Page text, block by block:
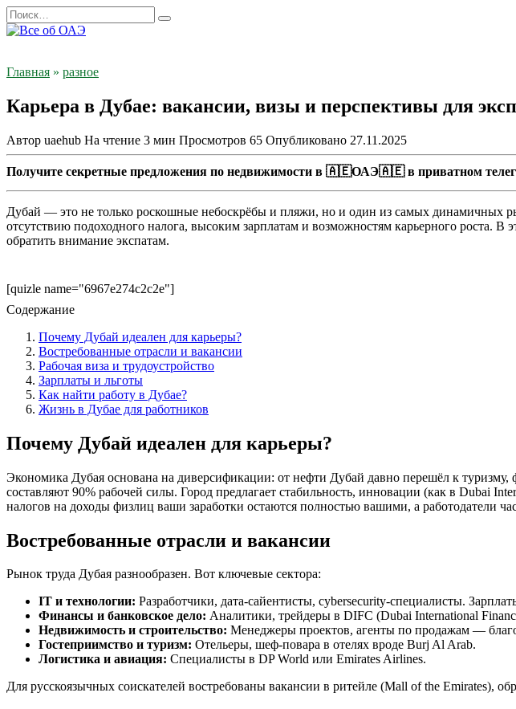
Перейти
к
Search
for:
Главная » разное
Карьера в Дубае: вакансии, визы и перспективы для
Автор uaehub На чтение 3 мин Просмотров 65 Опубликовано 27.11.2025
Получите секретные предложения по недвижимости в 🇦🇪ОАЭ🇦🇪 в приватном
Дубай — это не только роскошные небоскрёбы и пляжи, но и один из самых динамичных
отсутствию подоходного налога, высоким зарплатам и возможностям карьерного роста. В
обратить внимание экспатам.
[quizle name="6967e274c2c2e"]
Содержание
Почему Дубай идеален для карьеры?
Востребованные отрасли и вакансии
Рабочая виза и трудоустройство
Зарплаты и льготы
Как найти работу в Дубае?
Жизнь в Дубае для работников
Почему Дубай идеален для карьеры?
Экономика Дубая основана на диверсификации: от нефти Дубай давно перешёл к туризму,
составляют 90% рабочей силы. Город предлагает стабильность, инновации (как в Dubai
налогов на доходы физлиц ваши заработки остаются полностью вашими, а работодатели
Востребованные отрасли и вакансии
Рынок труда Дубая разнообразен. Вот ключевые сектора:
IT и технологии: Разработчики, дата-сайентисты, cybersecurity-специалисты.
Финансы и банковское дело: Аналитики, трейдеры в DIFC (Dubai International
Недвижимость и строительство: Менеджеры проектов, агенты по продажам —
Гостеприимство и туризм: Отельеры, шеф-повара в отелях вроде Burj Al Arab.
Логистика и авиация: Специалисты в DP World или Emirates Airlines.
Для русскоязычных соискателей востребованы вакансии в ритейле (Mall of the Emirates),